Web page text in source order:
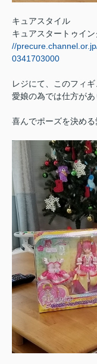
キュアスタイル
キュアスタートゥイ
//
0341703000
レジにて、このフィ
愛娘の為では仕方があ
喜んでポーズを決める